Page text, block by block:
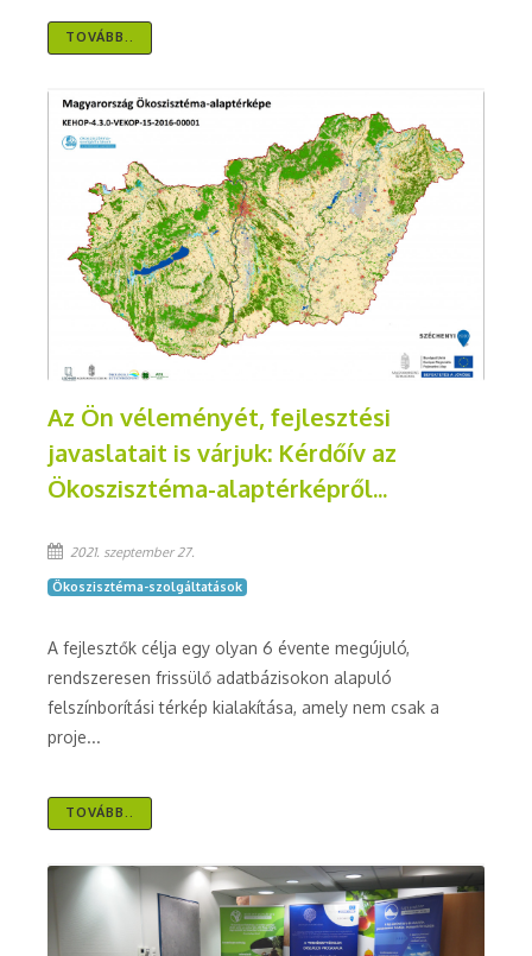
TOVÁBB..
Az Ön véleményét, fejlesztési
javaslatait is várjuk: Kérdőív az
Ökoszisztéma-alaptérképről...
2021. szeptember 27.
Ökoszisztéma-szolgáltatások
A fejlesztők célja egy olyan 6 évente megújuló,
rendszeresen frissülő adatbázisokon alapuló
felszínborítási térkép kialakítása, amely nem csak a
proje...
TOVÁBB..